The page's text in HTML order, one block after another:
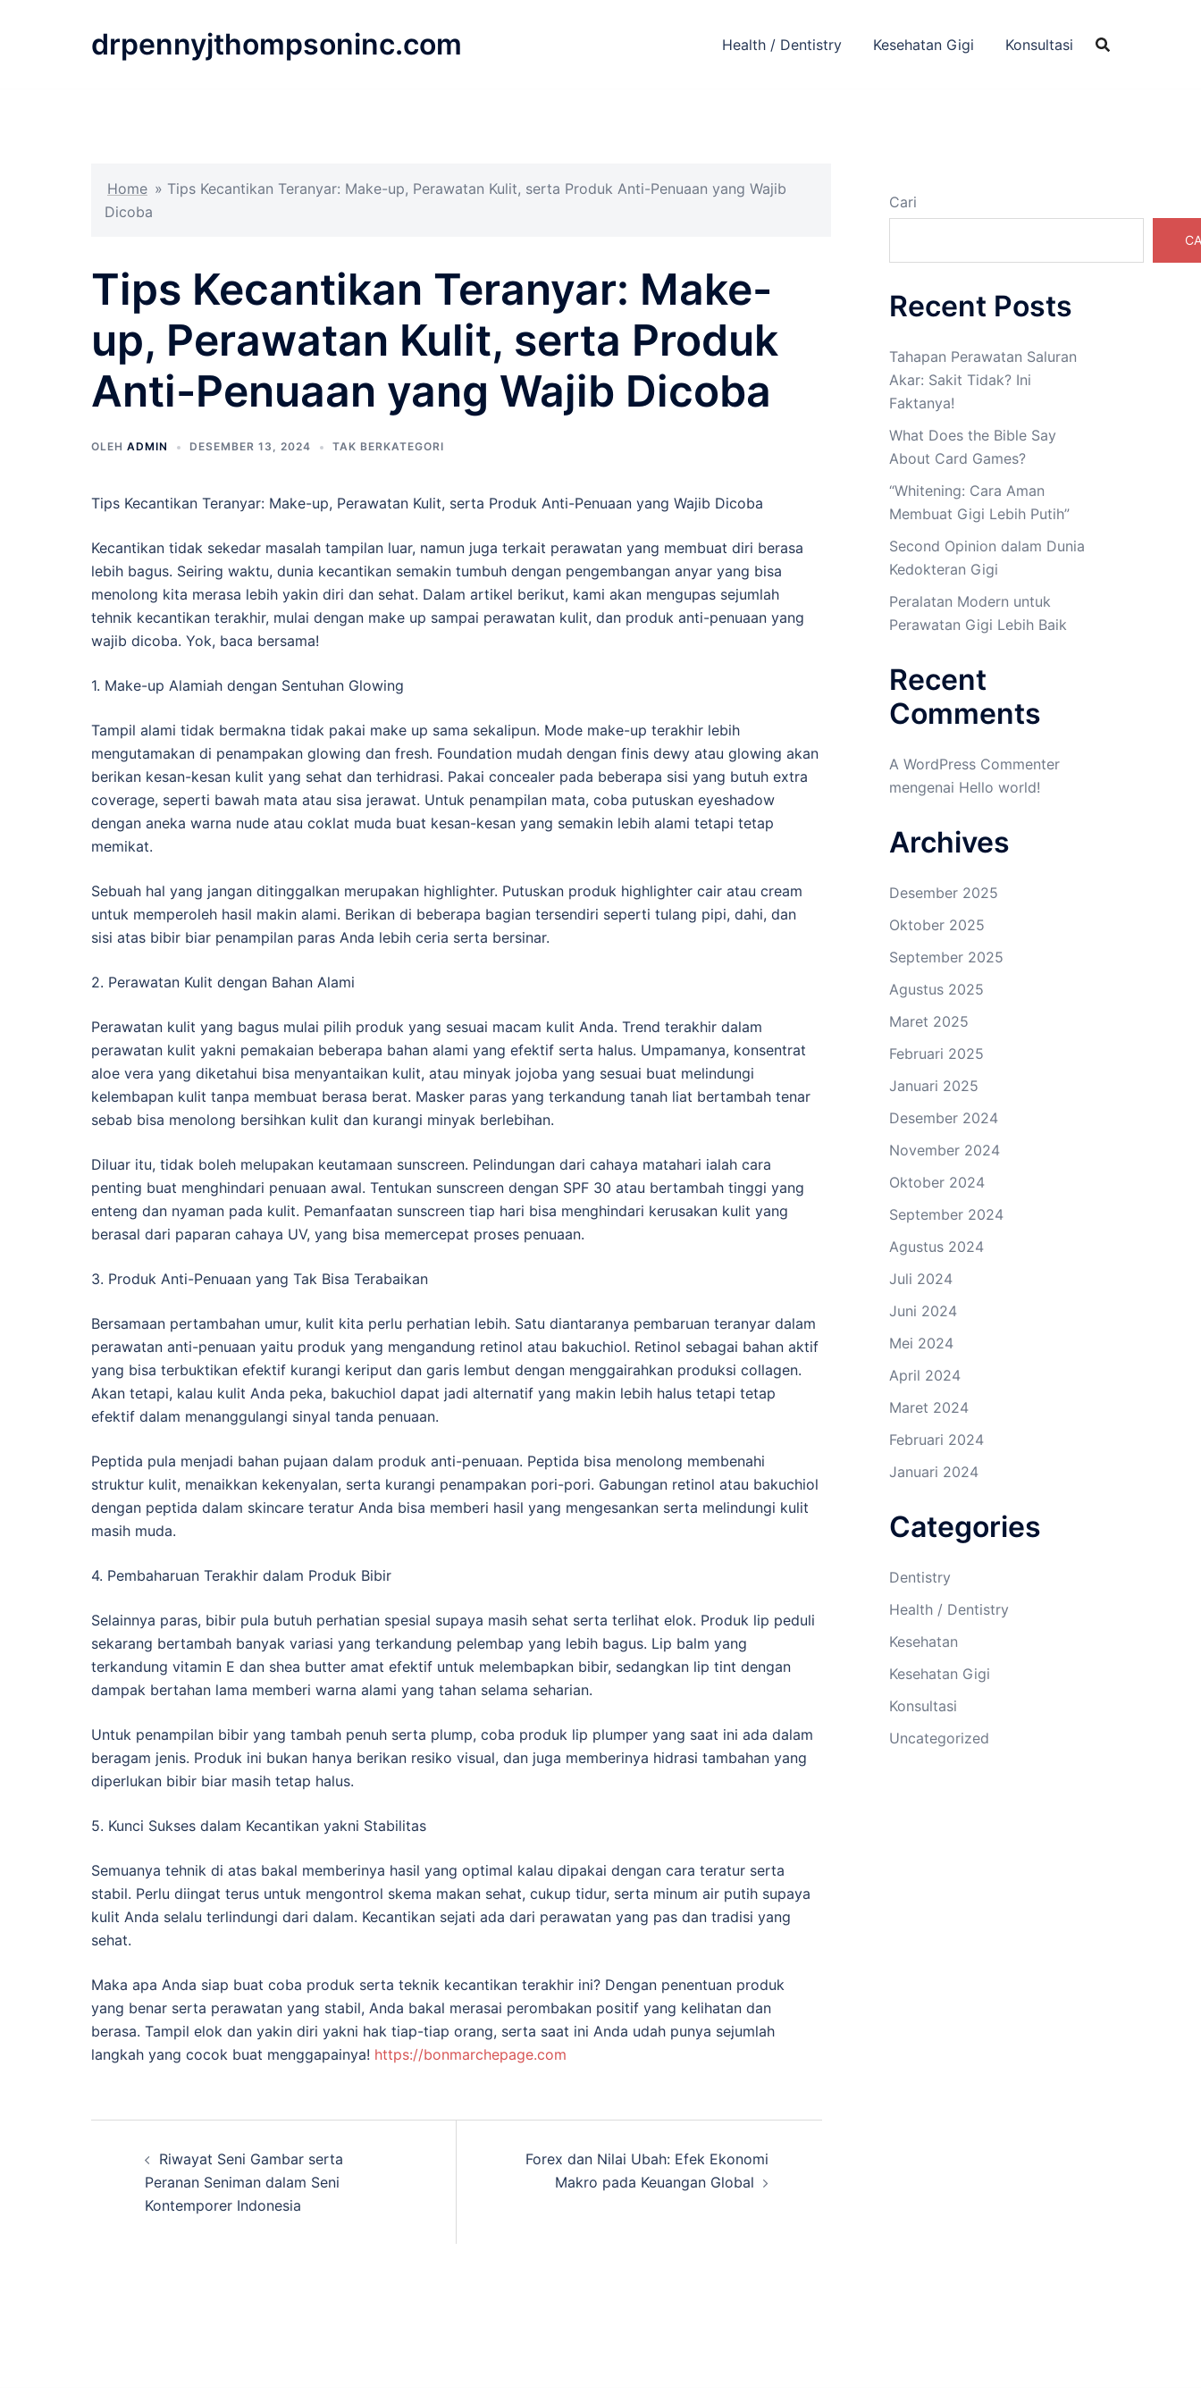
drpennyjthompsoninc.com Health / Dentistry Kesehatan Gigi Konsultasi
Home » Tips Kecantikan Teranyar: Make-up, Perawatan Kulit, serta Produk Anti-Penuaan yang Wajib
Dicoba
Tips Kecantikan Teranyar: Make-
up, Perawatan Kulit, serta Produk
Anti-Penuaan yang Wajib Dicoba
OLEH ADMIN DESEMBER 13, 2024 TAK BERKATEGORI
Tips Kecantikan Teranyar: Make-up, Perawatan Kulit, serta Produk Anti-Penuaan yang Wajib Dicoba
Kecantikan tidak sekedar masalah tampilan luar, namun juga terkait perawatan yang membuat diri berasa
lebih bagus. Seiring waktu, dunia kecantikan semakin tumbuh dengan pengembangan anyar yang bisa
menolong kita merasa lebih yakin diri dan sehat. Dalam artikel berikut, kami akan mengupas sejumlah
tehnik kecantikan terakhir, mulai dengan make up sampai perawatan kulit, dan produk anti-penuaan yang
wajib dicoba. Yok, baca bersama!
1. Make-up Alamiah dengan Sentuhan Glowing
Tampil alami tidak bermakna tidak pakai make up sama sekalipun. Mode make-up terakhir lebih
mengutamakan di penampakan glowing dan fresh. Foundation mudah dengan finis dewy atau glowing akan
berikan kesan-kesan kulit yang sehat dan terhidrasi. Pakai concealer pada beberapa sisi yang butuh extra
coverage, seperti bawah mata atau sisa jerawat. Untuk penampilan mata, coba putuskan eyeshadow
dengan aneka warna nude atau coklat muda buat kesan-kesan yang semakin lebih alami tetapi tetap
memikat.
Sebuah hal yang jangan ditinggalkan merupakan highlighter. Putuskan produk highlighter cair atau cream
untuk memperoleh hasil makin alami. Berikan di beberapa bagian tersendiri seperti tulang pipi, dahi, dan
sisi atas bibir biar penampilan paras Anda lebih ceria serta bersinar.
2. Perawatan Kulit dengan Bahan Alami
Perawatan kulit yang bagus mulai pilih produk yang sesuai macam kulit Anda. Trend terakhir dalam
perawatan kulit yakni pemakaian beberapa bahan alami yang efektif serta halus. Umpamanya, konsentrat
aloe vera yang diketahui bisa menyantaikan kulit, atau minyak jojoba yang sesuai buat melindungi
kelembapan kulit tanpa membuat berasa berat. Masker paras yang terkandung tanah liat bertambah tenar
sebab bisa menolong bersihkan kulit dan kurangi minyak berlebihan.
Diluar itu, tidak boleh melupakan keutamaan sunscreen. Pelindungan dari cahaya matahari ialah cara
penting buat menghindari penuaan awal. Tentukan sunscreen dengan SPF 30 atau bertambah tinggi yang
enteng dan nyaman pada kulit. Pemanfaatan sunscreen tiap hari bisa menghindari kerusakan kulit yang
berasal dari paparan cahaya UV, yang bisa memercepat proses penuaan.
3. Produk Anti-Penuaan yang Tak Bisa Terabaikan
Bersamaan pertambahan umur, kulit kita perlu perhatian lebih. Satu diantaranya pembaruan teranyar dalam
perawatan anti-penuaan yaitu produk yang mengandung retinol atau bakuchiol. Retinol sebagai bahan aktif
yang bisa terbuktikan efektif kurangi keriput dan garis lembut dengan menggairahkan produksi collagen.
Akan tetapi, kalau kulit Anda peka, bakuchiol dapat jadi alternatif yang makin lebih halus tetapi tetap
efektif dalam menanggulangi sinyal tanda penuaan.
Peptida pula menjadi bahan pujaan dalam produk anti-penuaan. Peptida bisa menolong membenahi
struktur kulit, menaikkan kekenyalan, serta kurangi penampakan pori-pori. Gabungan retinol atau bakuchiol
dengan peptida dalam skincare teratur Anda bisa memberi hasil yang mengesankan serta melindungi kulit
masih muda.
4. Pembaharuan Terakhir dalam Produk Bibir
Selainnya paras, bibir pula butuh perhatian spesial supaya masih sehat serta terlihat elok. Produk lip peduli
sekarang bertambah banyak variasi yang terkandung pelembap yang lebih bagus. Lip balm yang
terkandung vitamin E dan shea butter amat efektif untuk melembapkan bibir, sedangkan lip tint dengan
dampak bertahan lama memberi warna alami yang tahan selama seharian.
Untuk penampilan bibir yang tambah penuh serta plump, coba produk lip plumper yang saat ini ada dalam
beragam jenis. Produk ini bukan hanya berikan resiko visual, dan juga memberinya hidrasi tambahan yang
diperlukan bibir biar masih tetap halus.
5. Kunci Sukses dalam Kecantikan yakni Stabilitas
Semuanya tehnik di atas bakal memberinya hasil yang optimal kalau dipakai dengan cara teratur serta
stabil. Perlu diingat terus untuk mengontrol skema makan sehat, cukup tidur, serta minum air putih supaya
kulit Anda selalu terlindungi dari dalam. Kecantikan sejati ada dari perawatan yang pas dan tradisi yang
sehat.
Maka apa Anda siap buat coba produk serta teknik kecantikan terakhir ini? Dengan penentuan produk
yang benar serta perawatan yang stabil, Anda bakal merasai perombakan positif yang kelihatan dan
berasa. Tampil elok dan yakin diri yakni hak tiap-tiap orang, serta saat ini Anda udah punya sejumlah
langkah yang cocok buat menggapainya! https://bonmarchepage.com
TulisanRiwayat Seni Gambar serta
Peranan Seniman dalam Seni
Kontemporer Indonesia
Forex dan Nilai Ubah: Efek Ekonomi
Makro pada Keuangan Global
Cari
Recent Posts
Tahapan Perawatan Saluran
Akar: Sakit Tidak? Ini
Faktanya!
What Does the Bible Say
About Card Games?
“Whitening: Cara Aman
Membuat Gigi Lebih Putih”
Second Opinion dalam Dunia
Kedokteran Gigi
Peralatan Modern untuk
Perawatan Gigi Lebih Baik
Recent
Comments
A WordPress Commenter
mengenai Hello world!
Archives
Desember 2025
Oktober 2025
September 2025
Agustus 2025
Maret 2025
Februari 2025
Januari 2025
Desember 2024
November 2024
Oktober 2024
September 2024
Agustus 2024
Juli 2024
Juni 2024
Mei 2024
April 2024
Maret 2024
Februari 2024
Januari 2024
Categories
Dentistry
Health / Dentistry
Kesehatan
Kesehatan Gigi
Konsultasi
Uncategorized